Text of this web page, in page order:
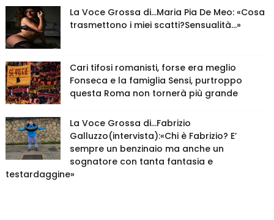
La Voce Grossa di…Maria Pia De Meo: «Cosa
trasmettono i miei scatti?Sensualità…»
Cari tifosi romanisti, forse era meglio
Fonseca e la famiglia Sensi, purtroppo
questa Roma non tornerà più grande
La Voce Grossa di…Fabrizio
Galluzzo(intervista):«Chi è Fabrizio? E’
sempre un benzinaio ma anche un
sognatore con tanta fantasia e
testardaggine»